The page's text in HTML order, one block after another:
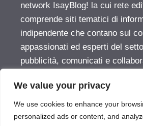
We value your privacy
We use cookies to enhance your
personalized ads or content, and
network IsayBlog! la cui rete
comprende siti tematici di
indipendente che contano sul
appassionati ed esperti del
pubblicità, comunicati e
LIFESTYLE AREA inside the
For advertising, press releases
opportunities: